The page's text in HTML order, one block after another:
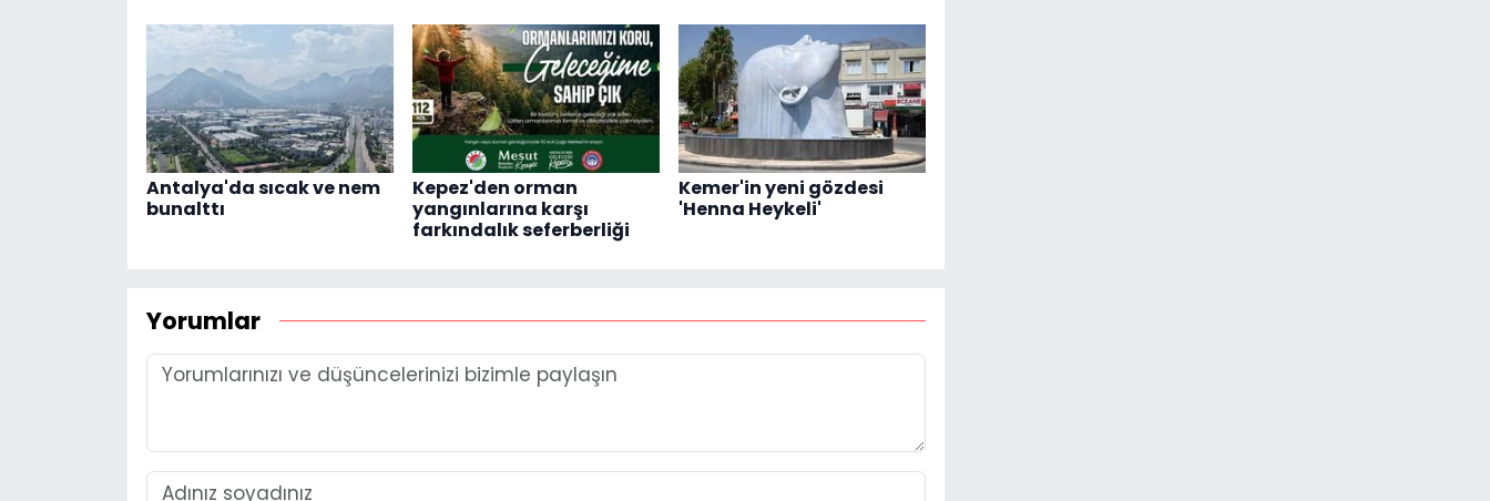
Antalya'da sıcak ve nem
bunalttı
Kepez'den orman
yangınlarına karşı
farkındalık seferberliği
Kemer'in yeni gözdesi
'Henna Heykeli'
Yorumlar